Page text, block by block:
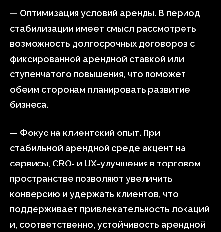
— Оптимизация условий аренды. В период
стабилизации имеет смысл рассмотреть
возможность долгосрочных договоров с
фиксированной арендной ставкой или
ступенчатого повышения, что поможет
обеим сторонам планировать развитие
бизнеса.
— Фокус на клиентский опыт. При
стабильной арендной среде акцент на
сервисы, CRO- и UX-улучшения в торговом
пространстве позволяют увеличить
конверсию и удержать клиентов, что
поддерживает привлекательность локаций
и, соответственно, устойчивость арендной